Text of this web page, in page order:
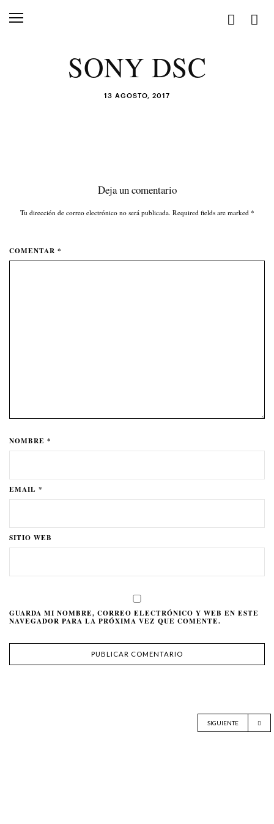
SONY DSC
13 AGOSTO, 2017
Deja un comentario
Tu dirección de correo electrónico no será publicada. Required fields are marked *
COMENTAR *
NOMBRE *
EMAIL *
SITIO WEB
GUARDA MI NOMBRE, CORREO ELECTRÓNICO Y WEB EN ESTE
NAVEGADOR PARA LA PRÓXIMA VEZ QUE COMENTE.
SIGUIENTE